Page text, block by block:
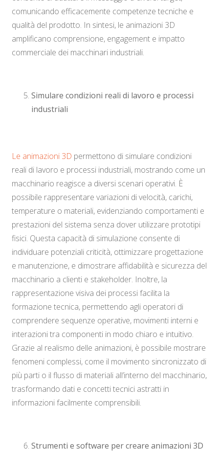
comunicando efficacemente competenze tecniche e
qualità del prodotto. In sintesi, le animazioni 3D
amplificano comprensione, engagement e impatto
commerciale dei macchinari industriali.
Simulare condizioni reali di lavoro e processi
industriali
Le animazioni 3D permettono di simulare condizioni
reali di lavoro e processi industriali, mostrando come un
macchinario reagisce a diversi scenari operativi. È
possibile rappresentare variazioni di velocità, carichi,
temperature o materiali, evidenziando comportamenti e
prestazioni del sistema senza dover utilizzare prototipi
fisici. Questa capacità di simulazione consente di
individuare potenziali criticità, ottimizzare progettazione
e manutenzione, e dimostrare affidabilità e sicurezza del
macchinario a clienti e stakeholder. Inoltre, la
rappresentazione visiva dei processi facilita la
formazione tecnica, permettendo agli operatori di
comprendere sequenze operative, movimenti interni e
interazioni tra componenti in modo chiaro e intuitivo.
Grazie al realismo delle animazioni, è possibile mostrare
fenomeni complessi, come il movimento sincronizzato di
più parti o il flusso di materiali all’interno del macchinario,
trasformando dati e concetti tecnici astratti in
informazioni facilmente comprensibili.
Strumenti e software per creare animazioni 3D